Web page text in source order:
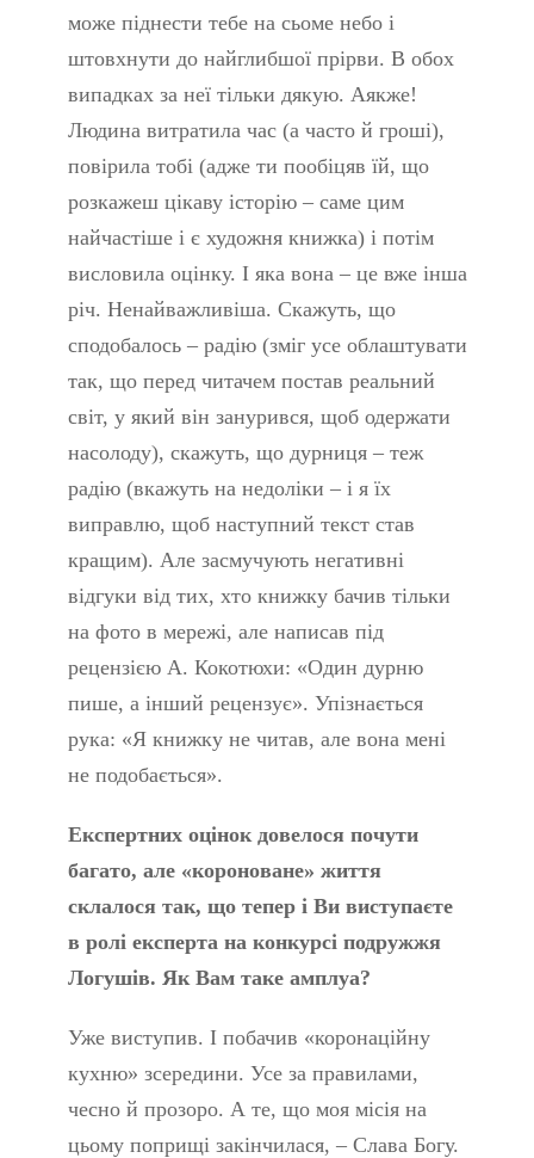
може піднести тебе на сьоме небо і
штовхнути до найглибшої прірви. В обох
випадках за неї тільки дякую. Аякже!
Людина витратила час (а часто й гроші),
повірила тобі (адже ти пообіцяв їй, що
розкажеш цікаву історію – саме цим
найчастіше і є художня книжка) і потім
висловила оцінку. І яка вона – це вже інша
річ. Ненайважливіша. Скажуть, що
сподобалось – радію (зміг усе облаштувати
так, що перед читачем постав реальний
світ, у який він занурився, щоб одержати
насолоду), скажуть, що дурниця – теж
радію (вкажуть на недоліки – і я їх
виправлю, щоб наступний текст став
кращим). Але засмучують негативні
відгуки від тих, хто книжку бачив тільки
на фото в мережі, але написав під
рецензією А. Кокотюхи: «Один дурню
пише, а інший рецензує». Упізнається
рука: «Я книжку не читав, але вона мені
не подобається».
Експертних оцінок довелося почути
багато, але «короноване» життя
склалося так, що тепер і Ви виступаєте
в ролі експерта на конкурсі подружжя
Логушів. Як Вам таке амплуа?
Уже виступив. І побачив «коронаційну
кухню» зсередини. Усе за правилами,
чесно й прозоро. А те, що моя місія на
цьому поприщі закінчилася, – Слава Богу.